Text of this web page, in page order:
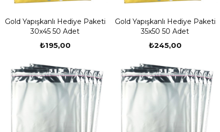
Gold Yapışkanlı Hediye Paketi
30x45 50 Adet
₺195,00
Gold Yapışkanlı Hediye Paketi
35x50 50 Adet
₺245,00